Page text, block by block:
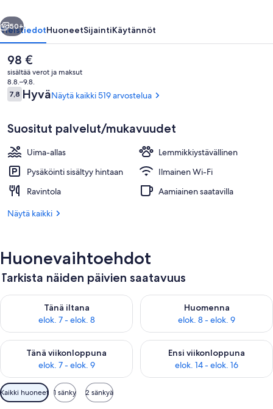
Kylpylä
Seuraava
50+
YleistiedotHuoneetSijaintiKäytännöt
Nykyinen
hinta
on
98 €
98 €
sisältää verot ja maksut
8.8.–9.8.
Arvostelut
7,87,8 kautta 10.
HyväNäytä kaikki 519 arvostelua
Suositut palvelut/mukavuudet
Uima-allas
Lemmikkiystävällinen
Pysäköinti sisältyy hintaan
Ilmainen Wi-Fi
Ravintola
Aamiainen saatavilla
Näytä kaikki
Huonevaihtoehdot
Tarkista näiden päivien saatavuus
Tänä iltana
elok. 7 - elok. 8
Tarkista tämän illan saatavuus elok. 7 - elok. 8
Huomenna
elok. 8 - elok. 9
Tarkista huomisen saatavuus
Tänä viikonloppuna
elok. 7 - elok. 9
Tarkista tämän viikonlopun saatavuus elok. 7 - elok. 9
Ensi viikonloppuna
elok. 14 - elok. 16
Tarkista ensi viikonlopun
Huoneille
saatavilla
Kaikki huoneet 1 sänky 2 sänkyä